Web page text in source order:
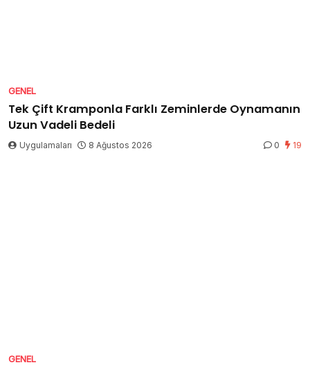
GENEL
Tek Çift Kramponla Farklı Zeminlerde Oynamanın
Uzun Vadeli Bedeli
Uygulamaları 8 Ağustos 2026 0 19
GENEL